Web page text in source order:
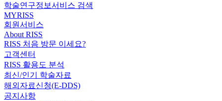
학술연구정보서비스 검색
MYRISS
회원서비스
About RISS
RISS 처음 방문 이세요?
고객센터
RISS 활용도 분석
최신/인기 학술자료
해외자료신청(E-DDS)
공지사항